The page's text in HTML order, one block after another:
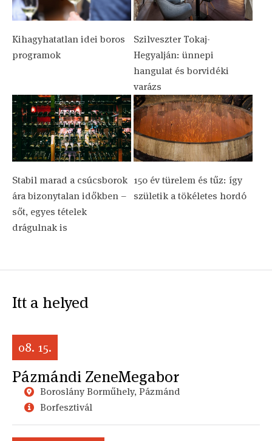
Kihagyhatatlan idei boros
programok
Szilveszter Tokaj-
Hegyalján: ünnepi
hangulat és borvidéki
varázs
Stabil marad a csúcsborok
ára bizonytalan időkben –
sőt, egyes tételek
drágulnak is
150 év türelem és tűz: így
születik a tökéletes hordó
Itt a helyed
08. 15.
Pázmándi ZeneMegabor
Boroslány Borműhely, Pázmánd
Borfesztivál